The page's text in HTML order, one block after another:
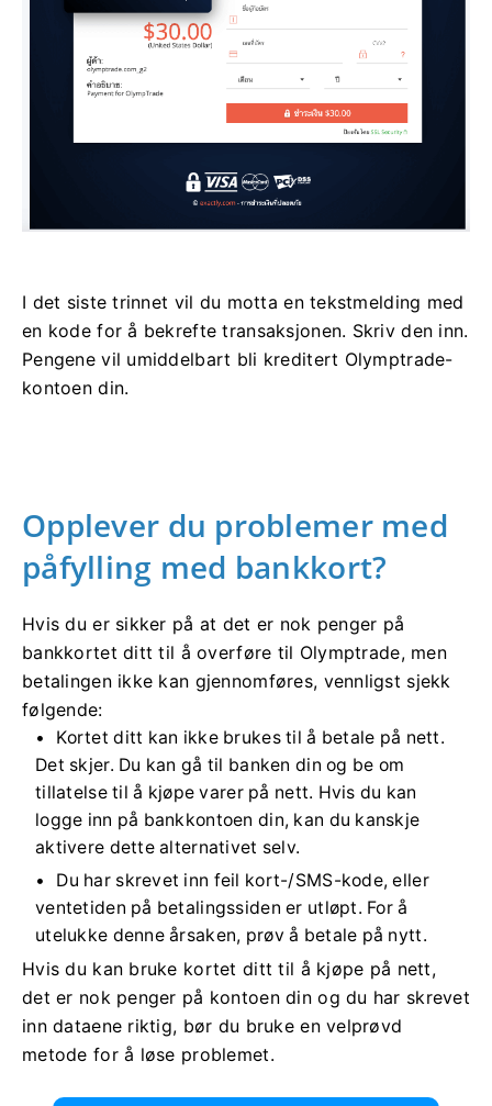
I det siste trinnet vil du motta en tekstmelding med
en kode for å bekrefte transaksjonen. Skriv den inn.
Pengene vil umiddelbart bli kreditert Olymptrade-
kontoen din.
Opplever du problemer med
påfylling med bankkort?
Hvis du er sikker på at det er nok penger på
bankkortet ditt til å overføre til Olymptrade, men
betalingen ikke kan gjennomføres, vennligst sjekk
følgende:
Kortet ditt kan ikke brukes til å betale på nett.
Det skjer. Du kan gå til banken din og be om
tillatelse til å kjøpe varer på nett. Hvis du kan
logge inn på bankkontoen din, kan du kanskje
aktivere dette alternativet selv.
Du har skrevet inn feil kort-/SMS-kode, eller
ventetiden på betalingssiden er utløpt. For å
utelukke denne årsaken, prøv å betale på nytt.
Hvis du kan bruke kortet ditt til å kjøpe på nett,
det er nok penger på kontoen din og du har skrevet
inn dataene riktig, bør du bruke en velprøvd
metode for å løse problemet.